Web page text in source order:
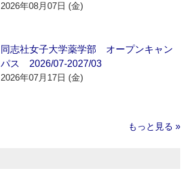
2026年08月07日 (金)
同志社女子大学薬学部 オープンキャン
パス 2026/07-2027/03
2026年07月17日 (金)
もっと見る »